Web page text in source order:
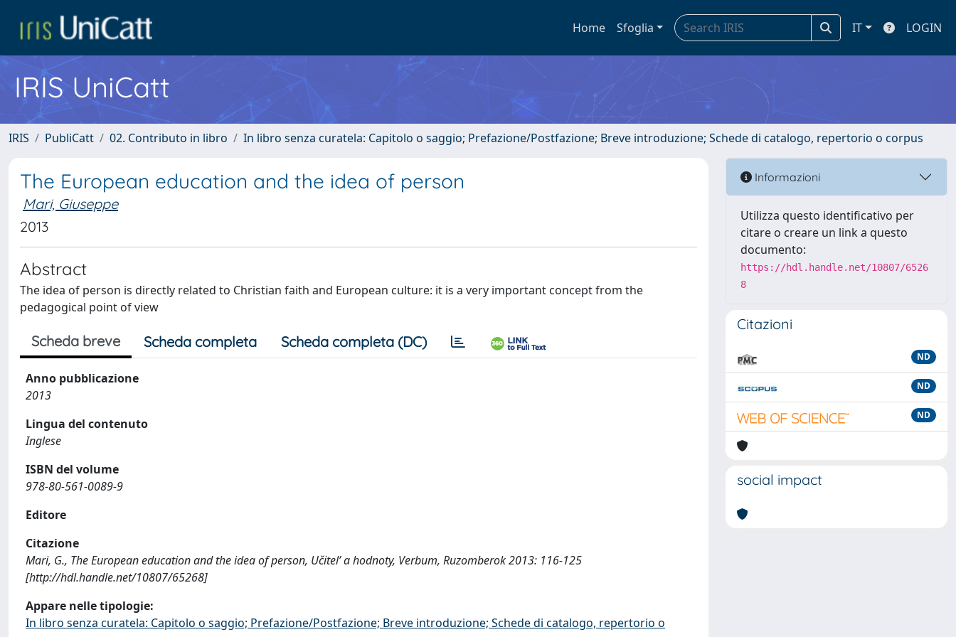
Home Sfoglia IT LOGIN
IRIS UniCatt
IRIS PubliCatt 02. Contributo in libro In libro senza curatela: Capitolo o saggio; Prefazione/Postfazione; Breve introduzione; Schede di catalogo, repertorio o corpus
The European education and the idea of person
Mari, Giuseppe
2013
Abstract
The idea of person is directly related to Christian faith and European culture: it is a very important concept from the
pedagogical point of view
Scheda breve Scheda completa Scheda completa (DC)
Anno pubblicazione
2013
Lingua del contenuto
Inglese
ISBN del volume
978-80-561-0089-9
Editore
Citazione
Mari, G., The European education and the idea of person, Učitel’ a hodnoty, Verbum, Ruzomberok 2013: 116-125
[http://hdl.handle.net/10807/65268]
Appare nelle tipologie:
In libro senza curatela: Capitolo o saggio; Prefazione/Postfazione; Breve introduzione; Schede di catalogo, repertorio o
Informazioni
Utilizza questo identificativo per
citare o creare un link a questo
documento:
https://hdl.handle.net/10807/6526
8
Citazioni
ND
ND
ND
social impact